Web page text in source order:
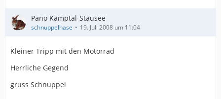
Pano Kamptal-Stausee
schnuppelhase 19. Juli 2008 um 11:04
Kleiner Tripp mit den Motorrad
Herrliche Gegend
gruss Schnuppel